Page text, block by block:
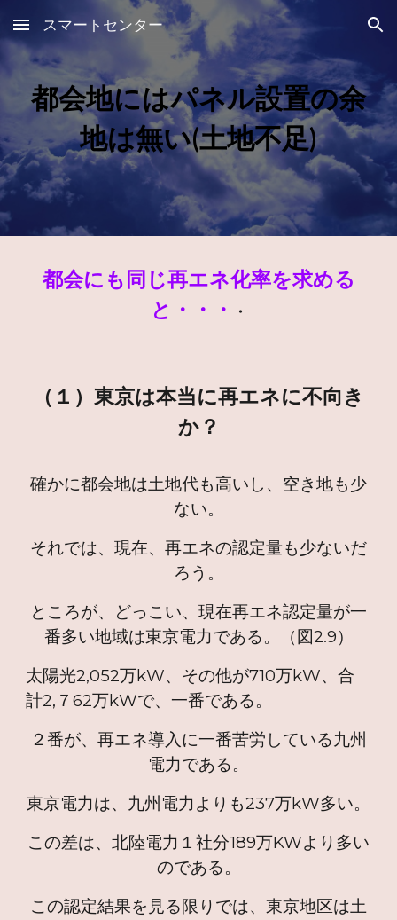
Skip to main content Skip to navigation
スマートセンター
都会地にはパネル設置の余
地は無い(土地不足)
都会にも同じ再エネ化率を求める
と・・・
・
（１）東京は本当に再エネに不向き
か？
確かに都会地は土地代も高いし、空き地も少
ない。
それでは、現在、再エネの認定量も少ないだ
ろう。
ところが、どっこい、現在再エネ認定量が一
番多い地域は東京電力である。（図2.9）
太陽光2,052万kW、その他が710万kW、合
計2,７62万kWで、一番である。
２番が、再エネ導入に一番苦労している九州
電力である。
東京電力は、九州電力よりも237万kW多い。
この差は、北陸電力１社分189万KWより多い
のである。
この認定結果を見る限りでは、東京地区は土